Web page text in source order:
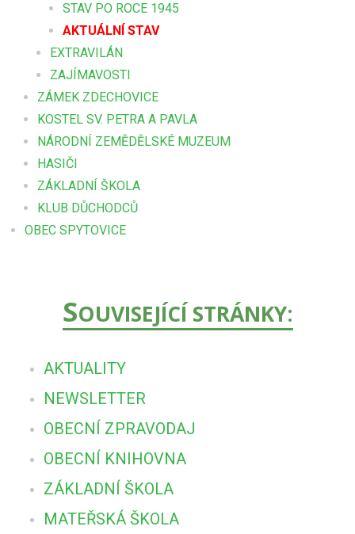
STAV PO ROCE 1945
AKTUÁLNÍ STAV
EXTRAVILÁN
ZAJÍMAVOSTI
ZÁMEK ZDECHOVICE
KOSTEL SV. PETRA A PAVLA
NÁRODNÍ ZEMĚDĚLSKÉ MUZEUM
HASIČI
ZÁKLADNÍ ŠKOLA
KLUB DŮCHODCŮ
OBEC SPYTOVICE
SOUVISEJÍCÍ STRÁNKY:
AKTUALITY
NEWSLETTER
OBECNÍ ZPRAVODAJ
OBECNÍ KNIHOVNA
ZÁKLADNÍ ŠKOLA
MATEŘSKÁ ŠKOLA